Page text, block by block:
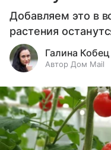
Добавляем это в
растения
Галина Кобец
Автор Дом Mail